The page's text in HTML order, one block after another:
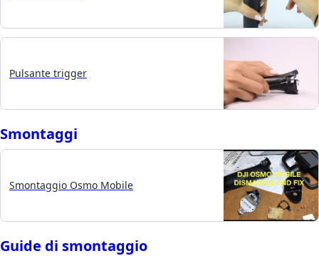
Pulsante trigger
Smontaggi
Smontaggio Osmo Mobile
Guide di smontaggio